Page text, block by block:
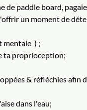
de paddle board,
un moment de
) ;
ta proprioception;
& réfléchies
dans l'eau;